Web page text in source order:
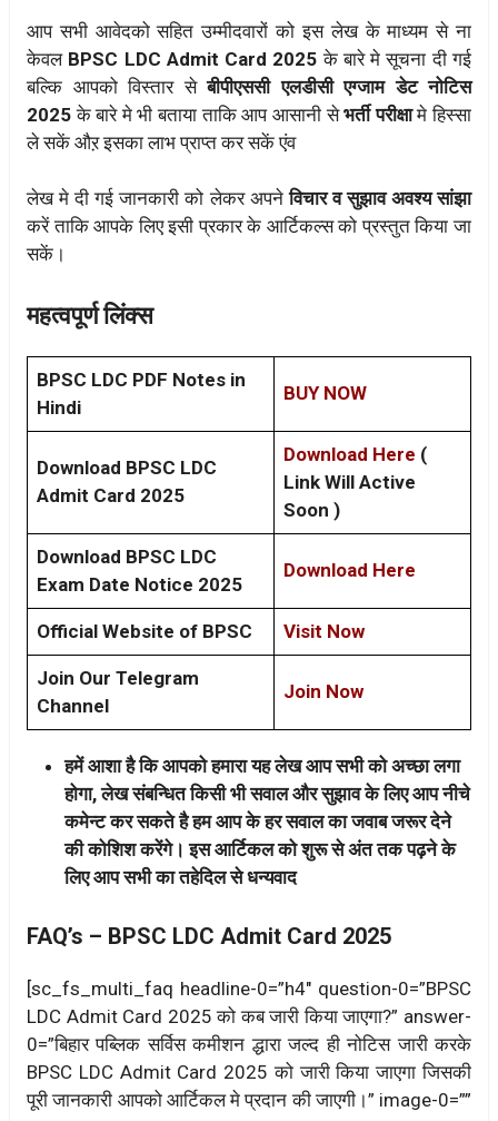
आप सभी आवेदको सहित उम्मीदवारों को इस लेख के माध्यम से ना
केवल BPSC LDC Admit Card 2025के बारे मे सूचना दी गई
बल्कि आपको विस्तार सेबीपीएससी एलडीसी एग्जाम डेट नोटिस
2025के बारे मे भी बताया ताकि आप आसानी सेभर्ती परीक्षामे हिस्सा
ले सकें औऱ इसका लाभ प्राप्त कर सकें एंव
लेख मे दी गई जानकारी को लेकर अपनेविचार व सुझाव अवश्य सांझा
करें ताकि आपके लिए इसी प्रकार के आर्टिकल्स को प्रस्तुत किया जा
सकें।
महत्वपूर्ण लिंक्स
BPSC LDC PDF Notes in
Hindi
BUY NOW
Download BPSC LDC
Admit Card 2025
Download Here (
Link Will Active
Soon )
Download BPSC LDC
Exam Date Notice 2025
Download Here
Official Website of BPSC Visit Now
Join Our Telegram
Channel
Join Now
हमें आशा है कि आपको हमारा यह लेख आप सभी को अच्छा लगा
होगा, लेख संबन्धित किसी भी सवाल और सुझाव के लिए आप नीचे
कमेन्ट कर सकते है हम आप के हर सवाल का जवाब जरूर देने
की कोशिश करेंगे। इस आर्टिकल को शुरू से अंत तक पढ़ने के
लिए आप सभी का तहेदिल से धन्यवाद
FAQ’s – BPSC LDC Admit Card 2025
[sc_fs_multi_faq headline-0=”h4″ question-0=”BPSC
LDC Admit Card 2025 को कब जारी किया जाएगा?” answer-
0=”बिहार पब्लिक सर्विस कमीशन द्धारा जल्द ही नोटिस जारी करके
BPSC LDC Admit Card 2025 को जारी किया जाएगा जिसकी
पूरी जानकारी आपको आर्टिकल मे प्रदान की जाएगी।” image-0=””